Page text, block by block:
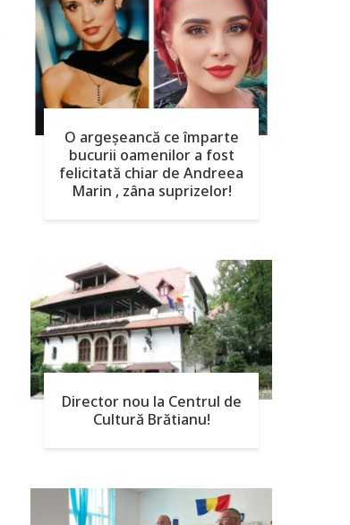
O argeşeancă ce împarte
bucurii oamenilor a fost
felicitată chiar de Andreea
Marin , zâna suprizelor!
Director nou la Centrul de
Cultură Brătianu!